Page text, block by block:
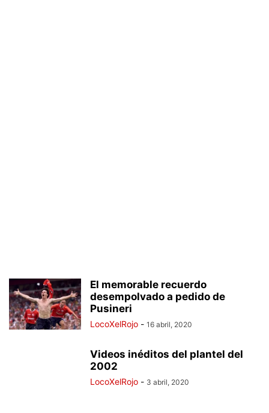
El memorable recuerdo
desempolvado a pedido de
Pusineri
LocoXelRojo - 16 abril, 2020
Videos inéditos del plantel del
2002
LocoXelRojo - 3 abril, 2020